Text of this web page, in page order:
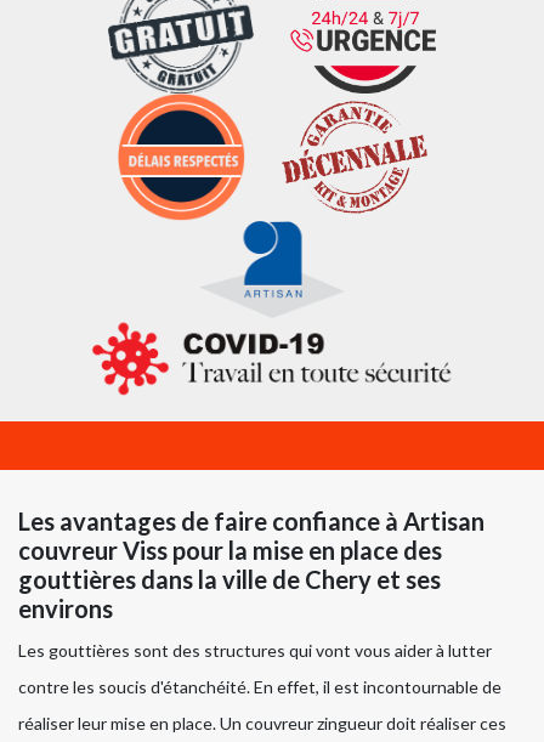
Les avantages de faire confiance à Artisan
couvreur Viss pour la mise en place des
gouttières dans la ville de Chery et ses
environs
Les gouttières sont des structures qui vont vous aider à lutter
contre les soucis d'étanchéité. En effet, il est incontournable de
réaliser leur mise en place. Un couvreur zingueur doit réaliser ces